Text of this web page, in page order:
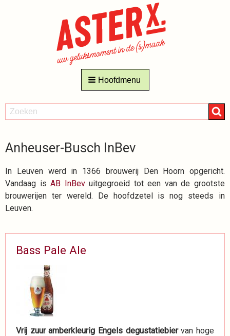
Hoofdmenu
ZOEKEN
Zoeken
Anheuser-Busch InBev
In Leuven werd in 1366 brouwerij Den Hoorn opgericht.
Vandaag isAB InBevuitgegroeid tot een van de grootste
brouwerijen ter wereld. De hoofdzetel is nog steeds in
Leuven.
Bass Pale Ale
Vrij zuur amberkleurig Engels degustatiebiervan hoge